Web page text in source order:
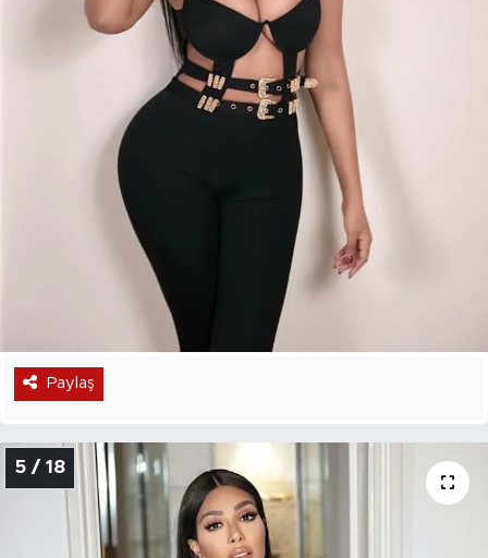
Paylaş
5 / 18